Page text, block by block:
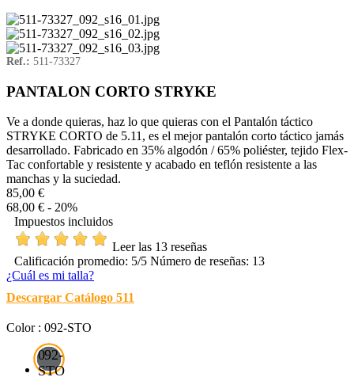
Ref.: 511-73327
PANTALON CORTO STRYKE
Ve a donde quieras, haz lo que quieras con el Pantalón táctico
STRYKE CORTO de 5.11, es el mejor pantalón corto táctico jamás
desarrollado. Fabricado en 35% algodón / 65% poliéster, tejido Flex-
Tac confortable y resistente y acabado en teflón resistente a las
manchas y la suciedad.
85,00 €
68,00 € - 20%
Impuestos incluidos
Leer las 13 reseñas
Calificación promedio: 5/5 Número de reseñas: 13
¿Cuál es mi talla?
Descargar Catálogo 511
Color : 092-STO
092-
STO